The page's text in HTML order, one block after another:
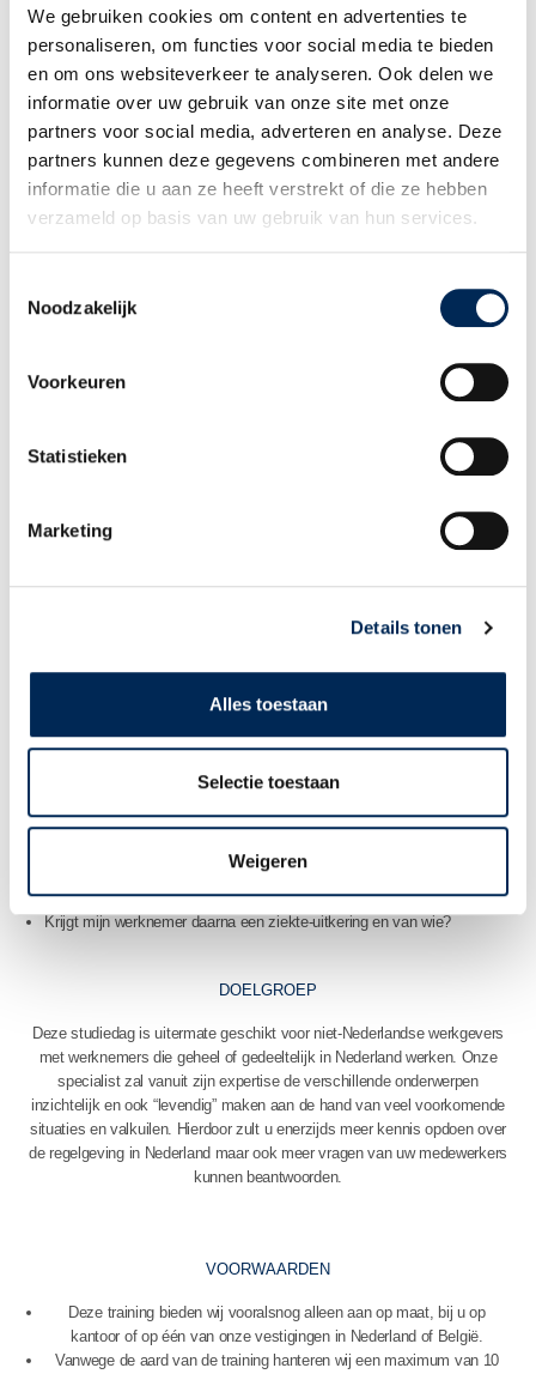
We gebruiken cookies om content en advertenties te
personaliseren, om functies voor social media te bieden
en om ons websiteverkeer te analyseren. Ook delen we
informatie over uw gebruik van onze site met onze
partners voor social media, adverteren en analyse. Deze
partners kunnen deze gegevens combineren met andere
informatie die u aan ze heeft verstrekt of die ze hebben
verzameld op basis van uw gebruik van hun services.
Noodzakelijk
Voorkeuren
Statistieken
Marketing
Details tonen
Alles toestaan
Selectie toestaan
Weigeren
INHOUD
Payroll, sociale verzekeringen & belastingen
In deze module nemen wij de verschillende sociale verzekeringen met u
door alsmede de werking van de Nederlandse loonbelasting en hoe deze
op de loonstrook en overige loondocumenten te herkennen zijn. Ook de
gebruikelijke employee benefits en aanvullende verzekeringen die de
Enkele veel gestelde vragen waarop u in deze module een antwoord
Hoe zit dat met de bedrijfswagen in Nederland en kan mijn werknemer
Nederland en andere landen betreft arbeidsongeschiktheid van een
uitkering ontvangt. In Nederland is dat echter geheel anders en moet de
Enkele veel gestelde vragen waarop u in deze module een antwoord
krijgt:
Wat moet ik doen als mijn werknemer zich ziek meldt?
Hoe lang moet ik het loon doorbetalen als mijn werknemer ziek is?
Krijgt mijn werknemer daarna een ziekte-uitkering en van wie?
DOELGROEP
Deze studiedag is uitermate geschikt voor niet-Nederlandse werkgevers
met werknemers die geheel of gedeeltelijk in Nederland werken. Onze
specialist zal vanuit zijn expertise de verschillende onderwerpen
inzichtelijk en ook “levendig” maken aan de hand van veel voorkomende
situaties en valkuilen. Hierdoor zult u enerzijds meer kennis opdoen over
de regelgeving in Nederland maar ook meer vragen van uw medewerkers
kunnen beantwoorden.
VOORWAARDEN
Deze training bieden wij vooralsnog alleen aan op maat, bij u op
kantoor of op één van onze vestigingen in Nederland of België.
Vanwege de aard van de training hanteren wij een maximum van 10